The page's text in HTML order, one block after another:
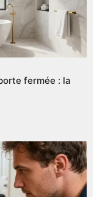
fermée : la